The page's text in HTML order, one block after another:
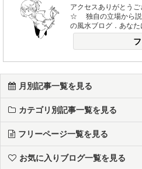
アクセスありがとう
☆ 独自の立場から説
の風水ブログ．あな
月別記事一覧を見る
カテゴリ別記事一覧を見る
フリーページ一覧を見る
お気に入りブログ一覧を見る